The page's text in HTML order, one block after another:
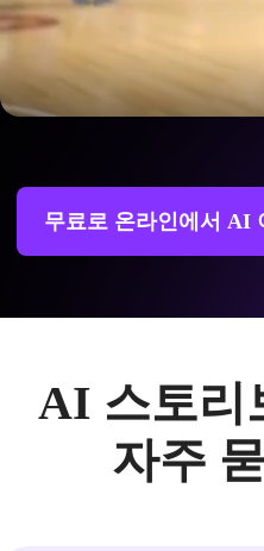
무료로 온라인에서 AI
AI 스토리
자주